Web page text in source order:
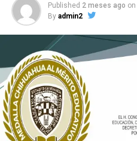
Published 2 meses ago on
By admin2